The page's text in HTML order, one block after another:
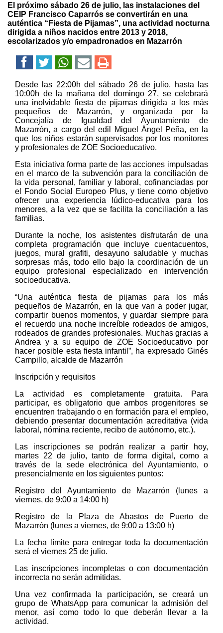
El próximo sábado 26 de julio, las instalaciones del
CEIP Francisco Caparrós se convertirán en una
auténtica “Fiesta de Pijamas”, una actividad nocturna
dirigida a niños nacidos entre 2013 y 2018,
escolarizados y/o empadronados en Mazarrón
Desde las 22:00h del sábado 26 de julio, hasta las
10:00h de la mañana del domingo 27, se celebrará
una inolvidable fiesta de pijamas dirigida a los más
pequeños de Mazarrón, y organizada por la
Concejalía de Igualdad del Ayuntamiento de
Mazarrón, a cargo del edil Miguel Ángel Peña, en la
que los niños estarán supervisados por los monitores
y profesionales de ZOE Socioeducativo.
Esta iniciativa forma parte de las acciones impulsadas
en el marco de la subvención para la conciliación de
la vida personal, familiar y laboral, cofinanciadas por
el Fondo Social Europeo Plus, y tiene como objetivo
ofrecer una experiencia lúdico-educativa para los
menores, a la vez que se facilita la conciliación a las
familias.
Durante la noche, los asistentes disfrutarán de una
completa programación que incluye cuentacuentos,
juegos, mural grafiti, desayuno saludable y muchas
sorpresas más, todo ello bajo la coordinación de un
equipo profesional especializado en intervención
socioeducativa.
“Una auténtica fiesta de pijamas para los más
pequeños de Mazarrón, en la que van a poder jugar,
compartir buenos momentos, y guardar siempre para
el recuerdo una noche increíble rodeados de amigos,
rodeados de grandes profesionales. Muchas gracias a
Andrea y a su equipo de ZOE Socioeducativo por
hacer posible esta fiesta infantil”, ha expresado Ginés
Campillo, alcalde de Mazarrón
Inscripción y requisitos
La actividad es completamente gratuita. Para
participar, es obligatorio que ambos progenitores se
encuentren trabajando o en formación para el empleo,
debiendo presentar documentación acreditativa (vida
laboral, nómina reciente, recibo de autónomo, etc.).
Las inscripciones se podrán realizar a partir hoy,
martes 22 de julio, tanto de forma digital, como a
través de la sede electrónica del Ayuntamiento, o
presencialmente en los siguientes puntos:
Registro del Ayuntamiento de Mazarrón (lunes a
viernes, de 9:00 a 14:00 h)
Registro de la Plaza de Abastos de Puerto de
Mazarrón (lunes a viernes, de 9:00 a 13:00 h)
La fecha límite para entregar toda la documentación
será el viernes 25 de julio.
Las inscripciones incompletas o con documentación
incorrecta no serán admitidas.
Una vez confirmada la participación, se creará un
grupo de WhatsApp para comunicar la admisión del
menor, así como todo lo que deberán llevar a la
actividad.